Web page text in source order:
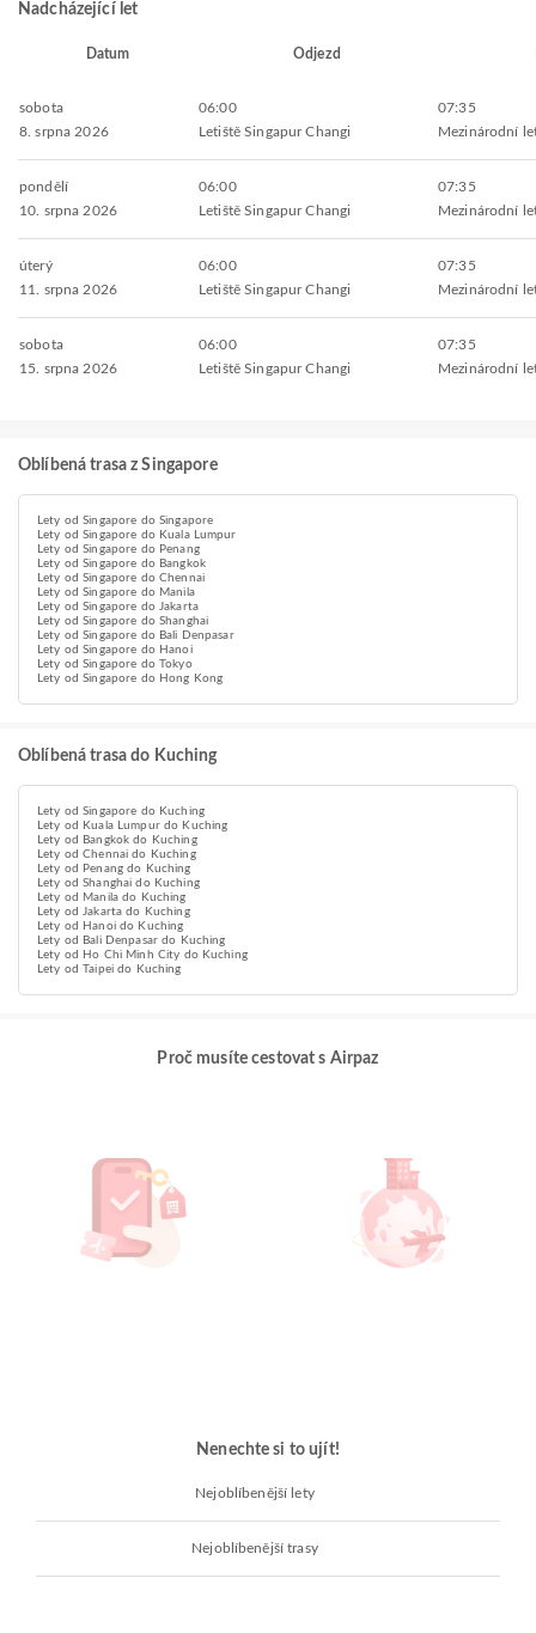
Nadcházející let
Datum Odjezd
sobota
8. srpna 2026
06:00
Letiště Singapur Changi
07:35
Mezinárodní
pondělí
10. srpna 2026
06:00
Letiště Singapur Changi
07:35
Mezinárodní
úterý
11. srpna 2026
06:00
Letiště Singapur Changi
07:35
Mezinárodní
sobota
15. srpna 2026
06:00
Letiště Singapur Changi
07:35
Mezinárodní
Oblíbená trasa z Singapore
Lety od Singapore do Singapore
Lety od Singapore do Kuala Lumpur
Lety od Singapore do Penang
Lety od Singapore do Bangkok
Lety od Singapore do Chennai
Lety od Singapore do Manila
Lety od Singapore do Jakarta
Lety od Singapore do Shanghai
Lety od Singapore do Bali Denpasar
Lety od Singapore do Hanoi
Lety od Singapore do Tokyo
Lety od Singapore do Hong Kong
Oblíbená trasa do Kuching
Lety od Singapore do Kuching
Lety od Kuala Lumpur do Kuching
Lety od Bangkok do Kuching
Lety od Chennai do Kuching
Lety od Penang do Kuching
Lety od Shanghai do Kuching
Lety od Manila do Kuching
Lety od Jakarta do Kuching
Lety od Hanoi do Kuching
Lety od Bali Denpasar do Kuching
Lety od Ho Chi Minh City do Kuching
Lety od Taipei do Kuching
Proč musíte cestovat s Airpaz
Nenechte si to ujít!
Nejoblíbenější lety
Nejoblíbenější trasy